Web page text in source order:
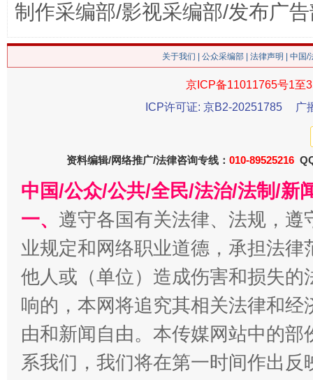
在谋一域中谋全局
今
习近平的博鳌关键词
魏明
制作采编部/影视采编部/发布广
关于我们 公众采编部 法律声明 | 中国
京ICP备11011765号1至
ICP许可证: 京B2-20251785
广
资料编辑/网络推广/法律咨询专线： 010-89525216
中国/公众/公共/全民/法治/法制/新
一、 遵守各国有关法律、法规，
业规定和网络职业道德，承担法
他人或（单位）造成伤害和损失
响的，本网将追究其相关法律和
由和新闻自由。本传媒网站中的
系我们，我们将在第一时间作出